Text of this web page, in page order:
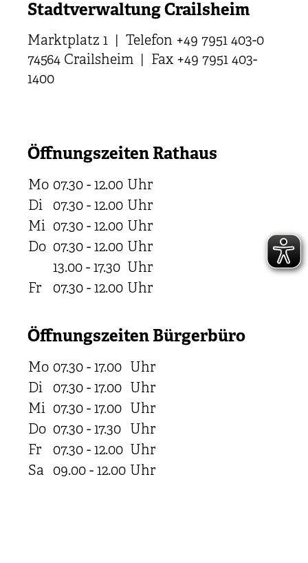
Stadtverwaltung Crailsheim
Marktplatz 1 | Telefon +49 7951 403-0
74564 Crailsheim | Fax +49 7951 403-
1400
Öffnungszeiten Rathaus
Mo 07.30 - 12.00 Uhr
Di
07.30 - 12.00 Uhr
Mi 07.30 - 12.00 Uhr
Do 07.30 - 12.00 Uhr
13.00 - 17.30 Uhr
Fr
07.30 - 12.00 Uhr
Öffnungszeiten Bürgerbüro
Mo 07.30 - 17.00 Uhr
Di
07.30 - 17.00 Uhr
Mi 07.30 - 17.00 Uhr
Do 07.30 - 17.30 Uhr
Fr
07.30 - 12.00 Uhr
Sa 09.00 - 12.00 Uhr